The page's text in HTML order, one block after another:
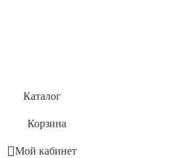
Каталог
Корзина
Мой кабинет